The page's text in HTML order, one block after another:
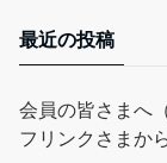
最近の投稿
会員の皆さまへ
フリンクさまか